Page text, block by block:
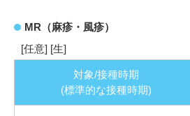
MR（麻疹・風疹）
[任意] [生]
対象/接種時期
(標準的な接種時期)